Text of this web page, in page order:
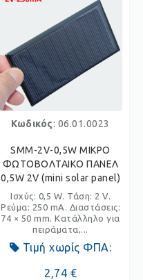
Κωδικός: 06.01.0023
SMM-2V-0,5W ΜΙΚΡΟ
ΦΩΤΟΒΟΛΤΑΙΚΟ ΠΑΝΕΛ
0,5W 2V (mini solar panel)
Ισχύς: 0,5 W. Τάση: 2 V.
Ρεύμα: 250 mA. Διαστάσεις:
74 × 50 mm. Κατάλληλο για
πειράματα,...
Τιμή χωρίς ΦΠΑ:
2,74 €